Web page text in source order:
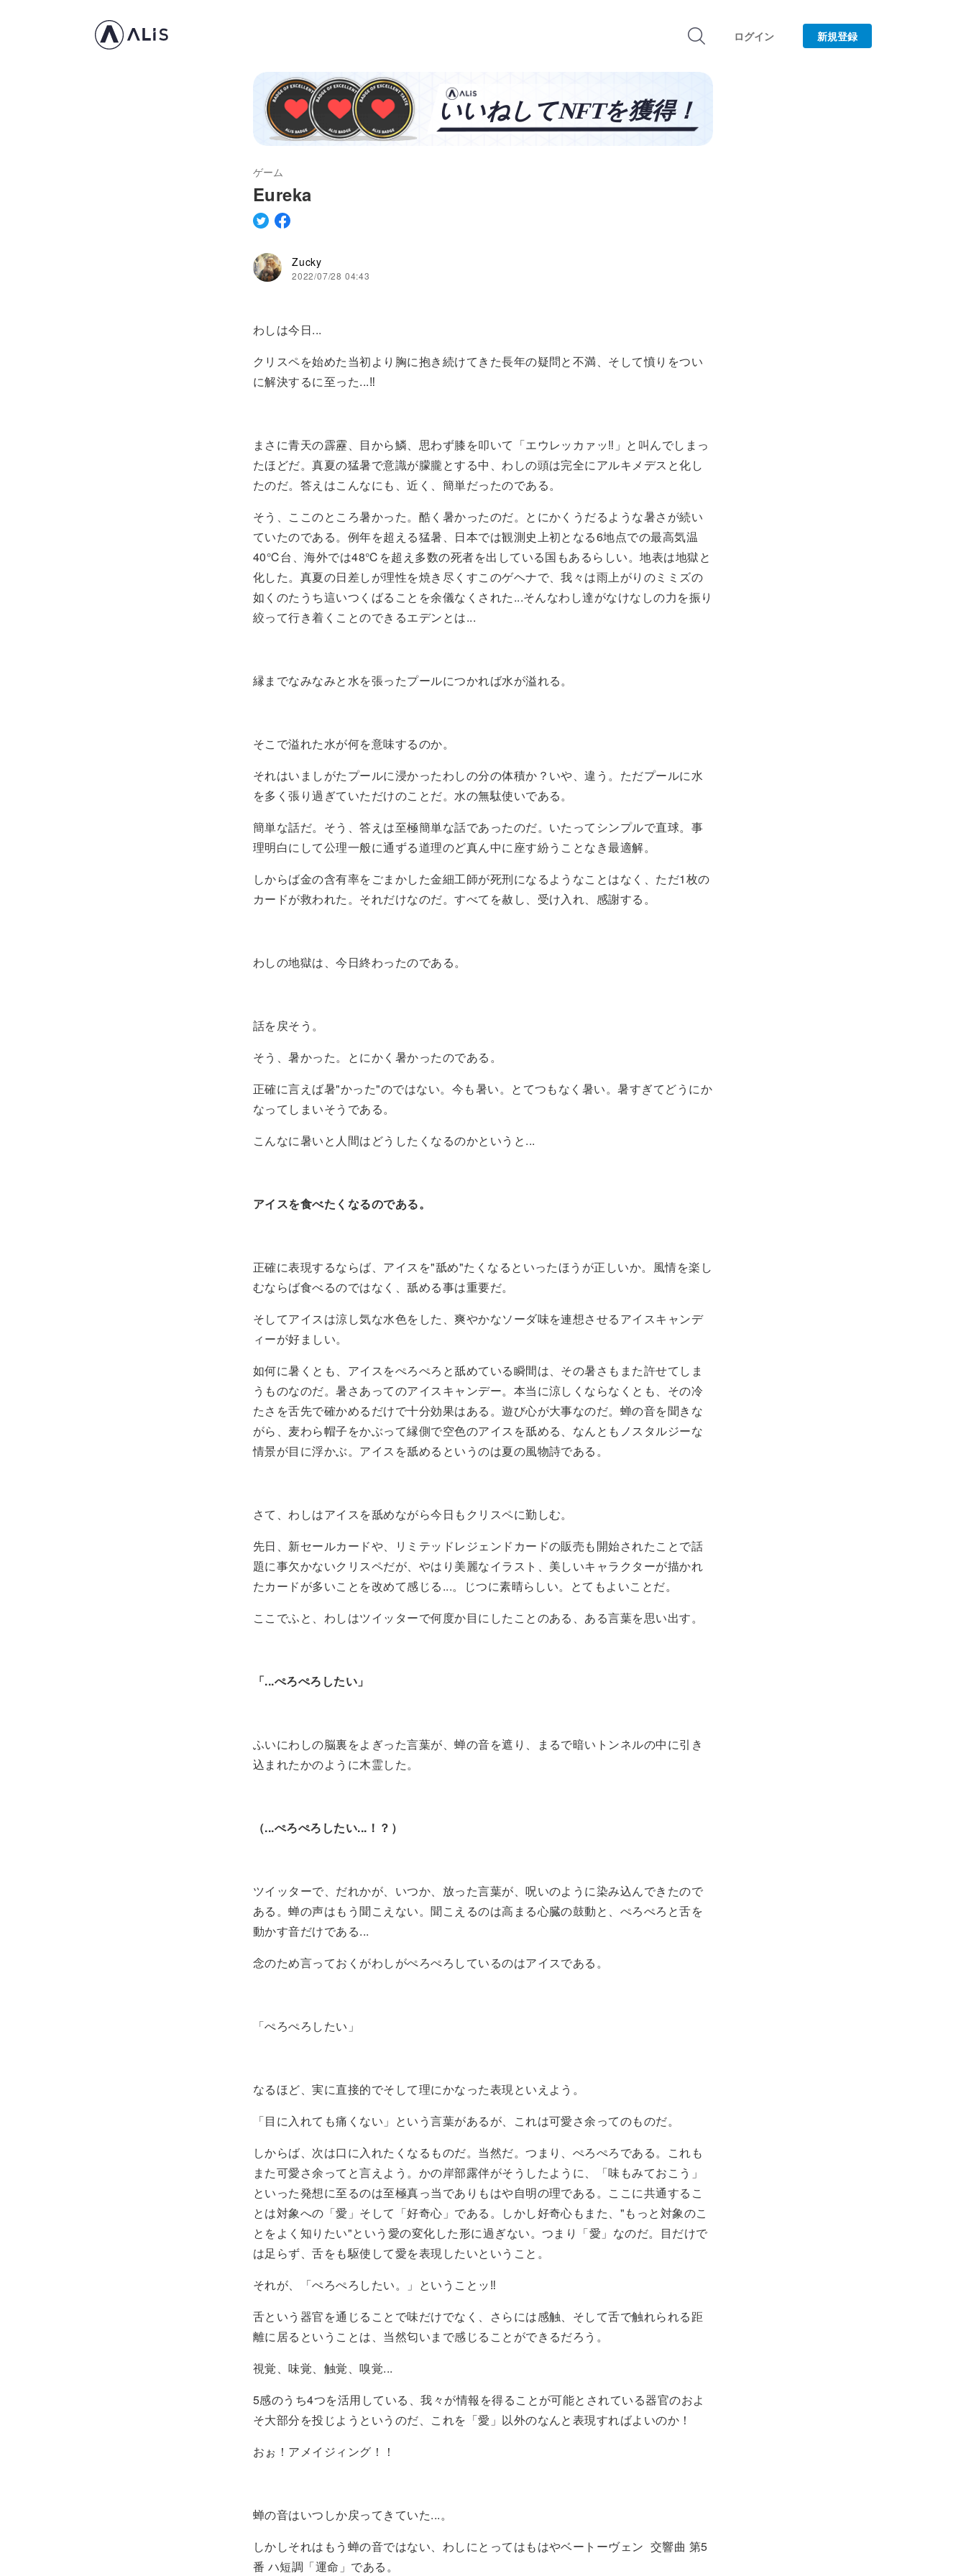
ログイン 新規登録
ゲーム
Eureka
Zucky
2022/07/28 04:43
わしは今日...
クリスペを始めた当初より胸に抱き続けてきた長年の疑問と不満、そして憤りをつい
に解決するに至った...‼
まさに青天の霹靂、目から鱗、思わず膝を叩いて「エウレッカァッ‼」と叫んでしまっ
たほどだ。真夏の猛暑で意識が朦朧とする中、わしの頭は完全にアルキメデスと化し
たのだ。答えはこんなにも、近く、簡単だったのである。
そう、ここのところ暑かった。酷く暑かったのだ。とにかくうだるような暑さが続い
ていたのである。例年を超える猛暑、日本では観測史上初となる6地点での最高気温
40℃台、海外では48℃を超え多数の死者を出している国もあるらしい。地表は地獄と
化した。真夏の日差しが理性を焼き尽くすこのゲヘナで、我々は雨上がりのミミズの
如くのたうち這いつくばることを余儀なくされた...そんなわし達がなけなしの力を振り
絞って行き着くことのできるエデンとは...
縁までなみなみと水を張ったプールにつかれば水が溢れる。
そこで溢れた水が何を意味するのか。
それはいましがたプールに浸かったわしの分の体積か？いや、違う。ただプールに水
を多く張り過ぎていただけのことだ。水の無駄使いである。
簡単な話だ。そう、答えは至極簡単な話であったのだ。いたってシンプルで直球。事
理明白にして公理一般に通ずる道理のど真ん中に座す紛うことなき最適解。
しからば金の含有率をごまかした金細工師が死刑になるようなことはなく、ただ1枚の
カードが救われた。それだけなのだ。すべてを赦し、受け入れ、感謝する。
わしの地獄は、今日終わったのである。
話を戻そう。
そう、暑かった。とにかく暑かったのである。
正確に言えば暑"かった"のではない。今も暑い。とてつもなく暑い。暑すぎてどうにか
なってしまいそうである。
こんなに暑いと人間はどうしたくなるのかというと...
アイスを食べたくなるのである。
正確に表現するならば、アイスを"舐め"たくなるといったほうが正しいか。風情を楽し
むならば食べるのではなく、舐める事は重要だ。
そしてアイスは涼し気な水色をした、爽やかなソーダ味を連想させるアイスキャンデ
ィーが好ましい。
如何に暑くとも、アイスをぺろぺろと舐めている瞬間は、その暑さもまた許せてしま
うものなのだ。暑さあってのアイスキャンデー。本当に涼しくならなくとも、その冷
たさを舌先で確かめるだけで十分効果はある。遊び心が大事なのだ。蝉の音を聞きな
がら、麦わら帽子をかぶって縁側で空色のアイスを舐める、なんともノスタルジーな
情景が目に浮かぶ。アイスを舐めるというのは夏の風物詩である。
さて、わしはアイスを舐めながら今日もクリスペに勤しむ。
先日、新セールカードや、リミテッドレジェンドカードの販売も開始されたことで話
題に事欠かないクリスペだが、やはり美麗なイラスト、美しいキャラクターが描かれ
たカードが多いことを改めて感じる...。じつに素晴らしい。とてもよいことだ。
ここでふと、わしはツイッターで何度か目にしたことのある、ある言葉を思い出す。
「...ぺろぺろしたい」
ふいにわしの脳裏をよぎった言葉が、蝉の音を遮り、まるで暗いトンネルの中に引き
込まれたかのように木霊した。
（...ぺろぺろしたい...！？）
ツイッターで、だれかが、いつか、放った言葉が、呪いのように染み込んできたので
ある。蝉の声はもう聞こえない。聞こえるのは高まる心臓の鼓動と、ぺろぺろと舌を
動かす音だけである...
念のため言っておくがわしがぺろぺろしているのはアイスである。
「ぺろぺろしたい」
なるほど、実に直接的でそして理にかなった表現といえよう。
「目に入れても痛くない」という言葉があるが、これは可愛さ余ってのものだ。
しからば、次は口に入れたくなるものだ。当然だ。つまり、ぺろぺろである。これも
また可愛さ余ってと言えよう。かの岸部露伴がそうしたように、「味もみておこう」
といった発想に至るのは至極真っ当でありもはや自明の理である。ここに共通するこ
とは対象への「愛」そして「好奇心」である。しかし好奇心もまた、"もっと対象のこ
とをよく知りたい"という愛の変化した形に過ぎない。つまり「愛」なのだ。目だけで
は足らず、舌をも駆使して愛を表現したいということ。
それが、「ぺろぺろしたい。」ということッ‼
舌という器官を通じることで味だけでなく、さらには感触、そして舌で触れられる距
離に居るということは、当然匂いまで感じることができるだろう。
視覚、味覚、触覚、嗅覚...
5感のうち4つを活用している、我々が情報を得ることが可能とされている器官のおよ
そ大部分を投じようというのだ、これを「愛」以外のなんと表現すればよいのか！
おぉ！アメイジィング！！
蝉の音はいつしか戻ってきていた...。
しかしそれはもう蝉の音ではない、わしにとってはもはやベートーヴェン 交響曲 第5
番 ハ短調「運命」である。